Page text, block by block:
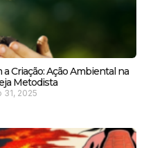
Criação: Ação Ambiental na
Metodista
2025